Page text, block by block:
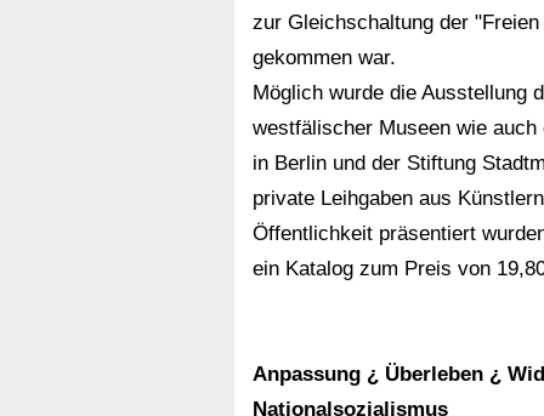
zur Gleichschaltung der
gekommen war.
Möglich wurde die Ausstellung
westfälischer Museen wie
in Berlin und der Stiftung
private Leihgaben aus
Öffentlichkeit präsentiert
ein Katalog zum Preis von
Anpassung ¿ Überleben ¿
Nationalsozialismus